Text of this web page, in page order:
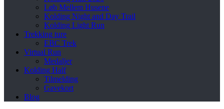
Løb Mellem Husene
Kolding Night and Day Trail
Kolding Light Run
Trekking ture
EBC Trek
Virtual Run
Medaljer
Kolding Half
Tilmelding
Gavekort
Blog